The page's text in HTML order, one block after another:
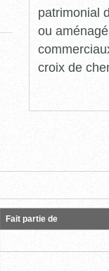
patrimonial
ou
croix de
Fait partie de